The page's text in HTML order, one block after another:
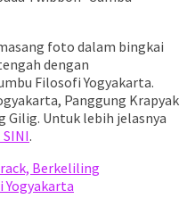
foto dalam bingkai
dengan
Filosofi Yogyakarta.
Panggung Krapyak
Gilig. Untuk lebih jelasnya
SINI.
Berkeliling
Yogyakarta